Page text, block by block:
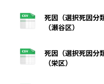
死因（選択死因分
（瀬谷区）
死因（選択死因分
（栄区）